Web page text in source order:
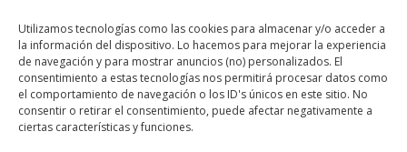
Utilizamos tecnologías como las cookies para almacenar y/o acceder a
la información del dispositivo. Lo hacemos para mejorar la experiencia
de navegación y para mostrar anuncios (no) personalizados. El
consentimiento a estas tecnologías nos permitirá procesar datos como
el comportamiento de navegación o los ID's únicos en este sitio. No
consentir o retirar el consentimiento, puede afectar negativamente a
ciertas características y funciones.
diciembre 2017
Categorías
cocina y recetas